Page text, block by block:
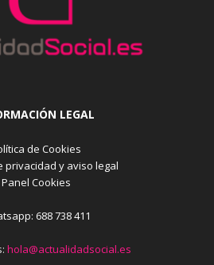
LEGAL
de Cookies
privacidad y aviso legal
Panel Cookies
688 738 411
hola@actualidadsocial.es